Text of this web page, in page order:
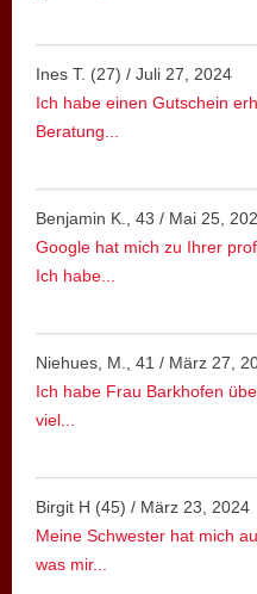
Ines T. (27) /Juli 27, 2024
Ich habe einen Gutschein
Beratung...
Benjamin K., 43 / Mai 25,
Google hat mich zu Ihrer
Ich habe...
Niehues, M., 41 / März 27,
Ich habe Frau Barkhofen
viel...
Birgit H (45) / März 23, 2024
Meine Schwester hat mich
was mir...